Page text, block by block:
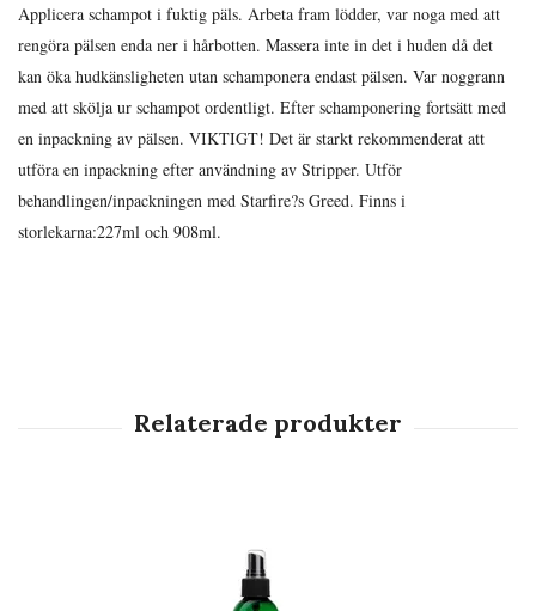
Applicera schampot i fuktig päls. Arbeta fram lödder, var noga med att
rengöra pälsen enda ner i hårbotten. Massera inte in det i huden då det
kan öka hudkänsligheten utan schamponera endast pälsen. Var noggrann
med att skölja ur schampot ordentligt. Efter schamponering fortsätt med
en inpackning av pälsen. VIKTIGT! Det är starkt rekommenderat att
utföra en inpackning efter användning av Stripper. Utför
behandlingen/inpackningen med Starfire?s Greed. Finns i
storlekarna:227ml och 908ml.